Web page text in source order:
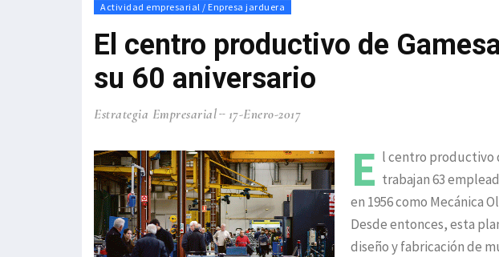
Actividad empresarial / Enpresa jarduera
El centro productivo de
su 60 aniversario
Estrategia Empresarial 17-Enero-2017
E l centro productivo
trabajan 63
en 1956 como Mecánica
Desde entonces, esta
diseño y fabricación de